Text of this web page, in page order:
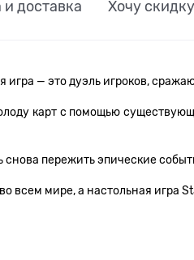
и доставка Хочу
игра — это дуэль игроков,
карт с помощью
пережить эпические
всем мире, а настольная игра